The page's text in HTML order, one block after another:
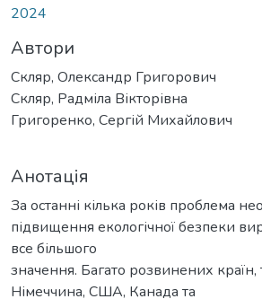
2024
Автори
Скляр, Олександр Григорович
Скляр, Радміла Вікторівна
Григоренко, Сергій Михайлович
Анотація
За останні кілька років проблема
підвищення екологічної безпеки
все більшого
значення. Багато розвинених країн,
Німеччина, США, Канада та